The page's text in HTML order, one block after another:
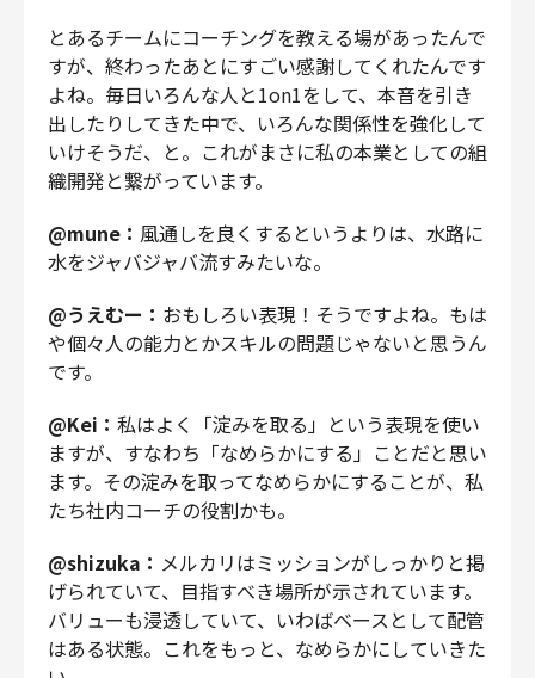
とあるチームにコーチングを教える場があったんで
すが、終わったあとにすごい感謝してくれたんです
よね。毎日いろんな人と1on1をして、本音を引き
出したりしてきた中で、いろんな関係性を強化して
いけそうだ、と。これがまさに私の本業としての組
織開発と繋がっています。
@mune： 風通しを良くするというよりは、水路に
水をジャバジャバ流すみたいな。
@うえむー： おもしろい表現！そうですよね。もは
や個々人の能力とかスキルの問題じゃないと思うん
です。
@Kei： 私はよく「淀みを取る」という表現を使い
ますが、すなわち「なめらかにする」ことだと思い
ます。その淀みを取ってなめらかにすることが、私
たち社内コーチの役割かも。
@shizuka： メルカリはミッションがしっかりと掲
げられていて、目指すべき場所が示されています。
バリューも浸透していて、いわばベースとして配管
はある状態。これをもっと、なめらかにしていきた